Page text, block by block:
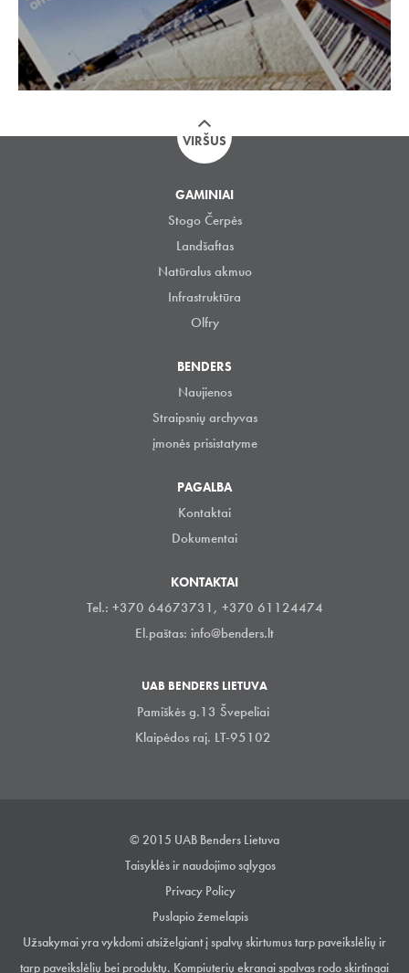
VIRŠUS
GAMINIAI
Stogo Čerpės
Landšaftas
Natūralus akmuo
Infrastruktūra
Olfry
BENDERS
Naujienos
Straipsnių archyvas
įmonės prisistatyme
PAGALBA
Kontaktai
Dokumentai
KONTAKTAI
Tel.: +370 64673731, +370 61124474
El.paštas: info@benders.lt
UAB BENDERS LIETUVA
Pamiškės g.13 Švepeliai
Klaipėdos raj. LT-95102
© 2015 UAB Benders Lietuva
Taisyklės ir naudojimo sąlygos
Privacy Policy
Puslapio žemelapis
Užsakymai yra vykdomi atsiželgiant į spalvų skirtumus tarp paveikslėlių ir
tarp paveikslėlių bei produktų. Kompiuterių ekranai spalvas rodo skirtingai